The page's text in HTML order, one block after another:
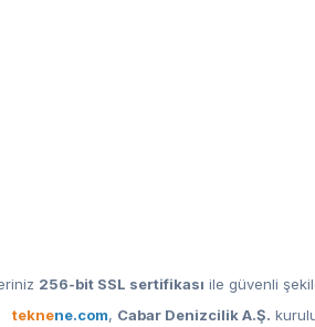
256-bit SSL sertifikası ile güvenli
teknene.com, Cabar Denizcilik A.Ş.